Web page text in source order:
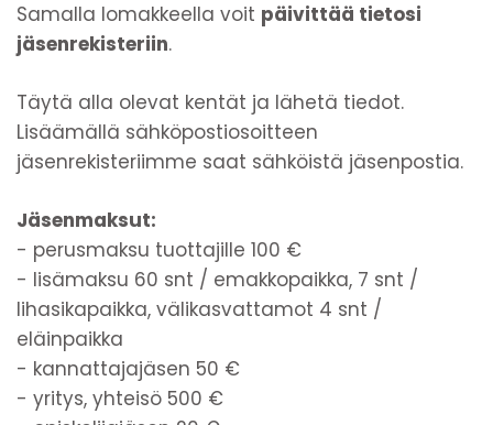
Samalla lomakkeella voit päivittää tietosi
jäsenrekisteriin.
Täytä alla olevat kentät ja lähetä tiedot.
Lisäämällä sähköpostiosoitteen
jäsenrekisteriimme saat sähköistä jäsenpostia.
Jäsenmaksut:
- perusmaksu tuottajille 100 €
- lisämaksu 60 snt / emakkopaikka, 7 snt /
lihasikapaikka, välikasvattamot 4 snt /
eläinpaikka
- kannattajajäsen 50 €
- yritys, yhteisö 500 €